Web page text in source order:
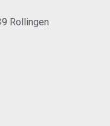
Rollingen